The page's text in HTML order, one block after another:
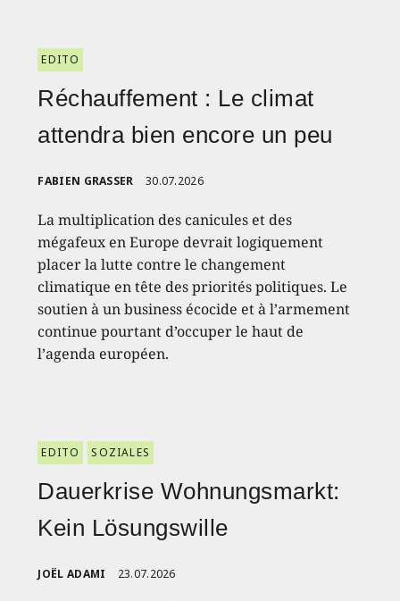
EDITO
Réchauffement : Le climat
attendra bien encore un peu
FABIEN GRASSER 30.07.2026
La multiplication des canicules et des
mégafeux en Europe devrait logiquement
placer la lutte contre le changement
climatique en tête des priorités politiques. Le
soutien à un business écocide et à l’armement
continue pourtant d’occuper le haut de
l’agenda européen.
EDITO SOZIALES
Dauerkrise Wohnungsmarkt:
Kein Lösungswille
JOËL ADAMI 23.07.2026